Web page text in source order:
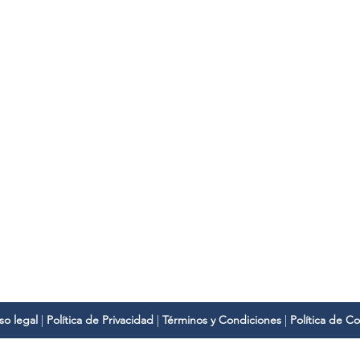
legal | Política de Privacidad | Términos y Condiciones | Política de